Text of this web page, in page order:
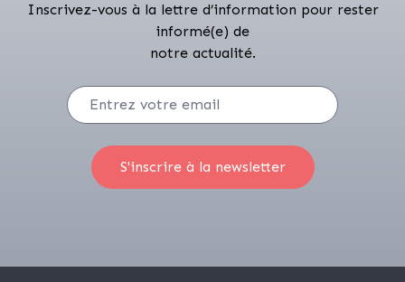
Inscrivez-vous à la lettre d’information pour rester
informé(e) de
notre actualité.